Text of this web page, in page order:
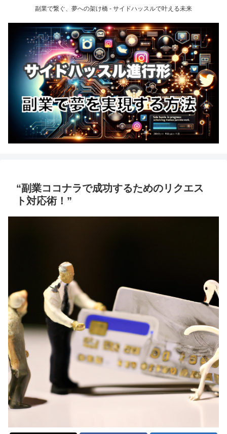
副業で繋ぐ、夢への架け橋 - サイドハッスルで叶える未来
“副業ココナラで成功するためのリクエス
ト対応術！”